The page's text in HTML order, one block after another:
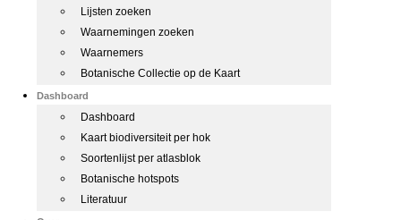
Lijsten zoeken
Waarnemingen zoeken
Waarnemers
Botanische Collectie op de Kaart
Dashboard
Dashboard
Kaart biodiversiteit per hok
Soortenlijst per atlasblok
Botanische hotspots
Literatuur